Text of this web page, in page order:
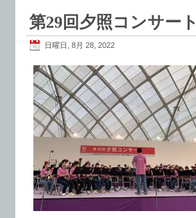
第29回夕照コンサート
日曜日, 8月 28, 2022